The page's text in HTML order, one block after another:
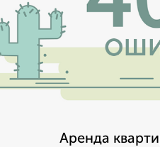
Аренда